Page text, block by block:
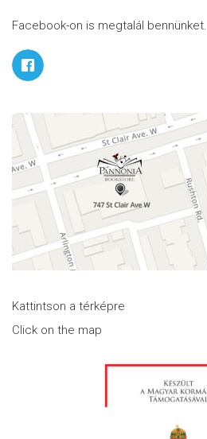
Facebook-on is megtalál bennünket.
Kattintson a térképre
Click on the map